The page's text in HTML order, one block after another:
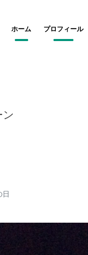
ホーム プロフィール
日